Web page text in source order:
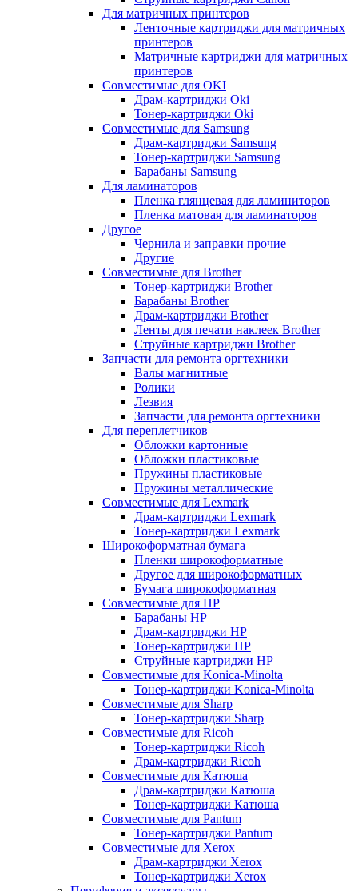
Для матричных принтеров
Ленточные картриджи для матричных
принтеров
Матричные картриджи для матричных
принтеров
Совместимые для OKI
Драм-картриджи Oki
Тонер-картриджи Oki
Совместимые для Samsung
Драм-картриджи Samsung
Тонер-картриджи Samsung
Барабаны Samsung
Для ламинаторов
Пленка глянцевая для ламиниторов
Пленка матовая для ламинаторов
Другое
Чернила и заправки прочие
Другие
Совместимые для Brother
Тонер-картриджи Brother
Барабаны Brother
Драм-картриджи Brother
Ленты для печати наклеек Brother
Струйные картриджи Brother
Запчасти для ремонта оргтехники
Валы магнитные
Ролики
Лезвия
Запчасти для ремонта оргтехники
Для переплетчиков
Обложки картонные
Обложки пластиковые
Пружины пластиковые
Пружины металлические
Совместимые для Lexmark
Драм-картриджи Lexmark
Тонер-картриджи Lexmark
Широкоформатная бумага
Пленки широкоформатные
Другое для широкоформатных
Бумага широкоформатная
Совместимые для HP
Барабаны HP
Драм-картриджи HP
Тонер-картриджи HP
Струйные картриджи HP
Совместимые для Konica-Minolta
Тонер-картриджи Konica-Minolta
Совместимые для Sharp
Тонер-картриджи Sharp
Совместимые для Ricoh
Тонер-картриджи Ricoh
Драм-картриджи Ricoh
Совместимые для Катюша
Драм-картриджи Катюша
Тонер-картриджи Катюша
Совместимые для Pantum
Тонер-картриджи Pantum
Совместимые для Xerox
Драм-картриджи Xerox
Тонер-картриджи Xerox